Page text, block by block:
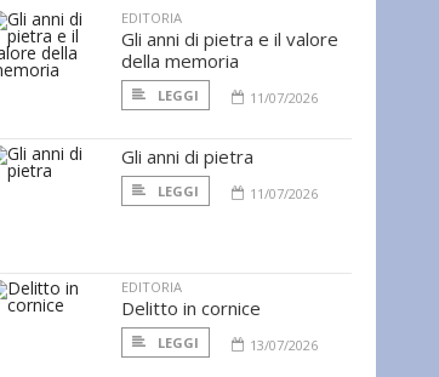
EDITORIA
Gli anni di pietra e il valore
della memoria
LEGGI 11/07/2026
Gli anni di pietra
LEGGI 11/07/2026
EDITORIA
Delitto in cornice
LEGGI 13/07/2026